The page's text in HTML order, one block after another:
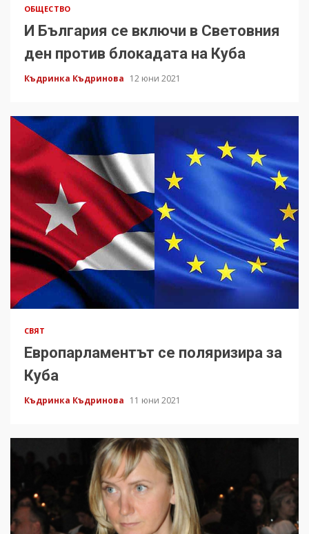
ОБЩЕСТВО
И България се включи в Световния
ден против блокадата на Куба
Къдринка Къдринова 12 юни 2021
СВЯТ
Европарламентът се поляризира за
Куба
Къдринка Къдринова 11 юни 2021